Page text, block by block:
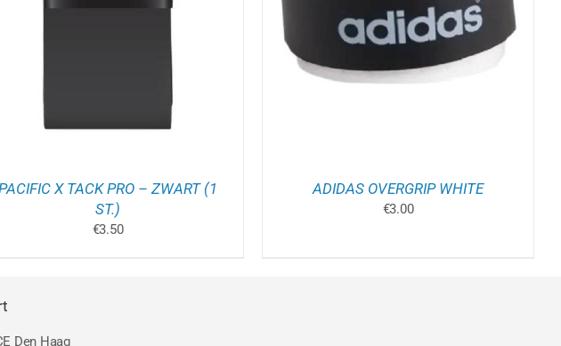
X TACK PRO – ZWART (1
ST.)
€3.50
ADIDAS OVERGRIP WHITE
€3.00
Den Haag